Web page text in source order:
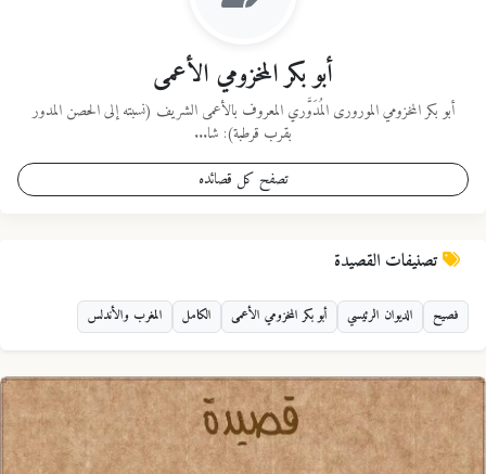
أبو بكر المخزومي الأعمى
أبو بكر المخزومي المورورى المُدَوَّري المعروف بالأعمى الشريف (نسبته إلى الحصن المدور
بقرب قرطبة): شا...
تصفح كل قصائده
تصنيفات القصيدة
فصيح الديوان الرئيسي أبو بكر المخزومي الأعمى الكامل المغرب والأندلس